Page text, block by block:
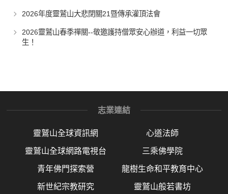
2026年度靈鷲山大悲閉關21暨傳承灌頂法會
2026靈鷲山春季禪關--敬邀護持僧眾安心辦道，利益一切眾
生！
志業連結
靈鷲山全球資訊網 心道法師
靈鷲山全球網路電視台 三乘佛學院
青年佛門探索營 龍樹生命和平教育中心
新世紀宗教研究 靈鷲山般若書坊